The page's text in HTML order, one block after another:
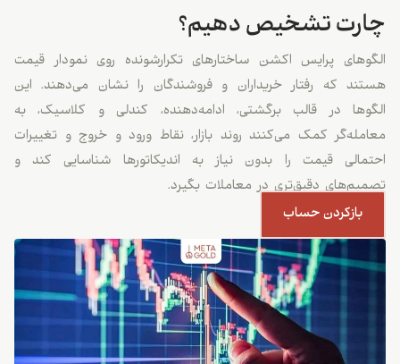
چارت تشخیص دهیم؟
الگوهای پرایس اکشن ساختارهای تکرارشونده روی نمودار قیمت
هستند که رفتار خریداران و فروشندگان را نشان می‌دهند. این
الگوها در قالب برگشتی، ادامه‌دهنده، کندلی و کلاسیک، به
معامله‌گر کمک می‌کنند روند بازار، نقاط ورود و خروج و تغییرات
احتمالی قیمت را بدون نیاز به اندیکاتورها شناسایی کند و
تصمیم‌های دقیق‌تری در معاملات بگیرد.
بازکردن حساب